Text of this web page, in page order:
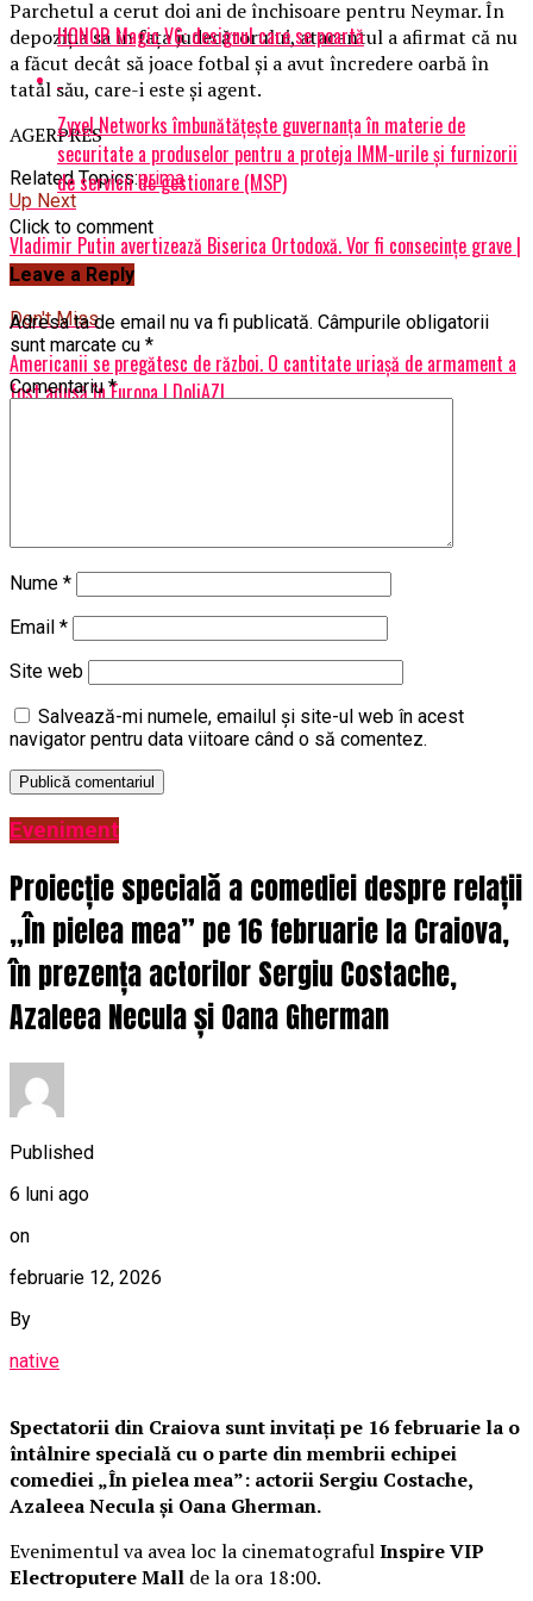
Parchetul a cerut doi ani de închisoare pentru Neymar. În
depoziţia sa în faţa judecătorului, atacantul a afirmat că nu
a făcut decât să joace fotbal şi a avut încredere oarbă în
tatăl său, care-i este şi agent.
AGERPRES
Related Topics:prima
Up Next
Vladimir Putin avertizează Biserica Ortodoxă. Vor fi consecinţe grave |
DoljAZI
Don't Miss
Americanii se pregătesc de război. O cantitate uriașă de armament a
fost adusă în Europa | DoljAZI
HONOR Magic V6: designul care se poartă
Zyxel Networks îmbunătățește guvernanța în materie de
securitate a produselor pentru a proteja IMM-urile și furnizorii
de servicii de gestionare (MSP)
Click to comment
Leave a Reply
Adresa ta de email nu va fi publicată. Câmpurile obligatorii
sunt marcate cu *
Comentariu*
Nume *
Email *
Site web
Salvează-mi numele, emailul și site-ul web în acest
navigator pentru data viitoare când o să comentez.
Eveniment
Proiecție specială a comediei despre relații
„În pielea mea” pe 16 februarie la Craiova,
în prezența actorilor Sergiu Costache,
Azaleea Necula și Oana Gherman
Published
6 luni ago
on
februarie 12, 2026
By
native
Spectatorii din Craiova sunt invitați pe 16 februarie la o
întâlnire specială cu o parte din membrii echipei
comediei „În pielea mea”: actorii Sergiu Costache,
Azaleea Necula și Oana Gherman.
Evenimentul va avea loc la cinematografulInspire VIP
Electroputere Mall de la ora 18:00.